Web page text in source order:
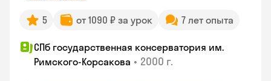
5 от 1090 ₽ за урок 7 лет опыта
СПб государственная консерватория им.
Римского-Корсакова • 2000 г.